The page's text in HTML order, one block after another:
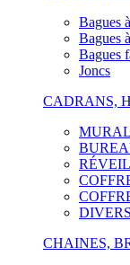
Bagues
Bagues
Bagues
Joncs
CADRANS,
DIVERS
CHAINES,